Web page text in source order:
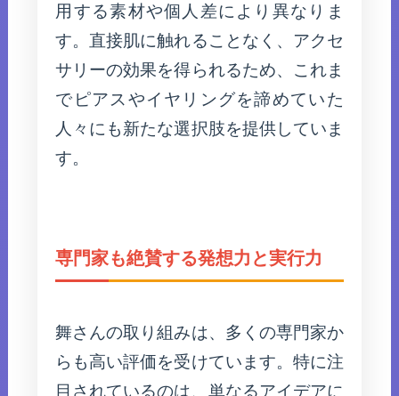
用する素材や個人差により異なりま
す。直接肌に触れることなく、アクセ
サリーの効果を得られるため、これま
でピアスやイヤリングを諦めていた
人々にも新たな選択肢を提供していま
す。
専門家も絶賛する発想力と実行力
舞さんの取り組みは、多くの専門家か
らも高い評価を受けています。特に注
目されているのは、単なるアイデアに